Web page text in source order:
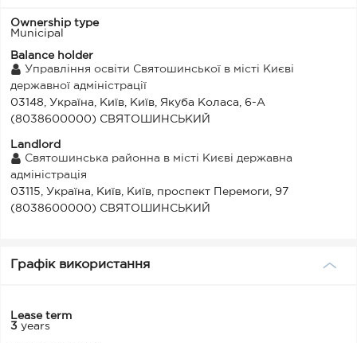
Ownership type
Municipal
Balance holder
Управління освіти Святошинської в місті Києві
державної адміністрації
03148, Україна, Київ, Київ, Якуба Коласа, 6-А
(8038600000) СВЯТОШИНСЬКИЙ
Landlord
Святошинська районна в місті Києві державна
адміністрація
03115, Україна, Київ, Київ, проспект Перемоги, 97
(8038600000) СВЯТОШИНСЬКИЙ
Графік використання
Lease term
3 years